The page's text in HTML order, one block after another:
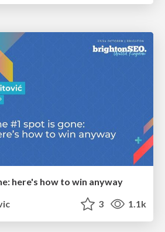
here's how to win anyway
3 1.1k